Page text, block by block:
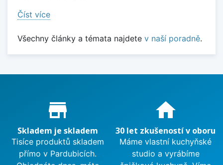
Číst více
Všechny články a témata najdete v naší poradně.
Proč nakupovat u nás?
store_mall_directory
Skladem je skladem
Tisíce produktů skladem
přímo v Pardubicích.
home
30 let zkušeností v oboru
Máme vlastní kuchyňské
studio a vyrábíme